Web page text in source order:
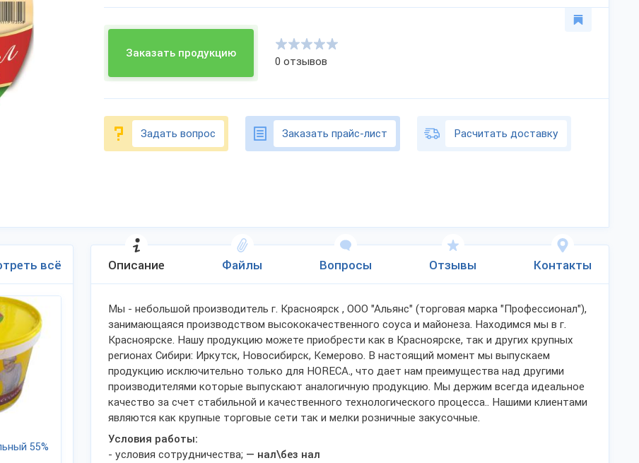
Заказать продукцию
0 отзывов
Задать вопрос Заказать прайс-лист Расчитать доставку
Описание Файлы Вопросы Отзывы Контакты
Мы - небольшой производитель г. Красноярск , ООО "Альянс" (торговая марка "Профессионал"),
занимающаяся производством высококачественного соуса и майонеза. Находимся мы в г.
Красноярске. Нашу продукцию можете приобрести как в Красноярске, так и других крупных
регионах Сибири: Иркутск, Новосибирск, Кемерово. В настоящий момент мы выпускаем
продукцию исключительно только для HORECA., что дает нам преимущества над другими
производителями которые выпускают аналогичную продукцию. Мы держим всегда идеальное
качество за счет стабильной и качественного технологического процесса.. Нашими клиентами
являются как крупные торговые сети так и мелки розничные закусочные.
Условия работы:
- условия сотрудничества; — нал\без нал
всё
55%